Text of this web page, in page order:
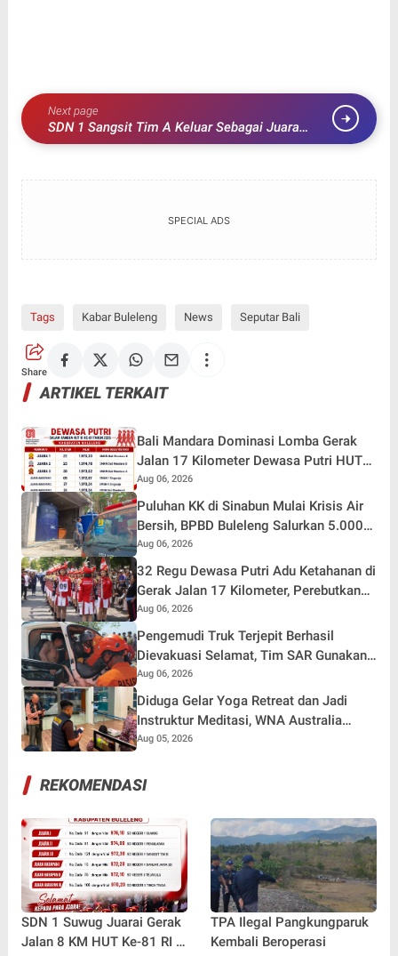
Next page
SDN 1 Sangsit Tim A Keluar Sebagai Juara
Gerak Jalan Tingkat SD Se Kabupaten Buleleng
SPECIAL ADS
Tags Kabar Buleleng News Seputar Bali
Share
ARTIKEL TERKAIT
Bali Mandara Dominasi Lomba Gerak
Jalan 17 Kilometer Dewasa Putri HUT
RI ke-81 di Buleleng
Aug 06, 2026
Puluhan KK di Sinabun Mulai Krisis Air
Bersih, BPBD Buleleng Salurkan 5.000
Liter Air dan Siaga Hadapi Dampak
Kemarau
Aug 06, 2026
32 Regu Dewasa Putri Adu Ketahanan di
Gerak Jalan 17 Kilometer, Perebutkan
Hadiah Rp82,5 Juta pada HUT RI ke-81
Aug 06, 2026
Pengemudi Truk Terjepit Berhasil
Dievakuasi Selamat, Tim SAR Gunakan
Teknik Khusus
Aug 06, 2026
Diduga Gelar Yoga Retreat dan Jadi
Instruktur Meditasi, WNA Australia
Dideportasi Imigrasi Singaraja
Aug 05, 2026
REKOMENDASI
SDN 1 Suwug Juarai Gerak
Jalan 8 KM HUT Ke-81 RI di
TPA Ilegal Pangkungparuk
Kembali Beroperasi